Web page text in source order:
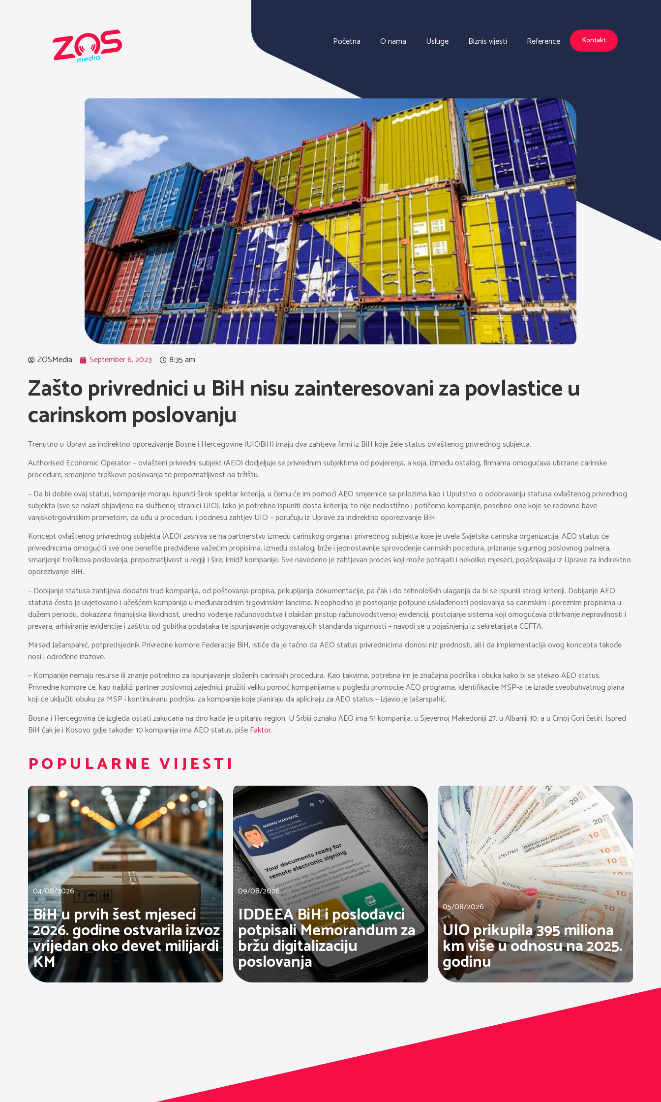
Početna O nama Usluge Biznis vijesti Reference Kontakt
ZOSMedia September 6, 2023 8:35 am
Zašto privrednici u BiH nisu zainteresovani za povlastice u
carinskom poslovanju
Trenutno u Upravi za indirektno oporezivanje Bosne i Hercegovine (UIOBiH) imaju dva zahtjeva firmi iz BiH koje žele status ovlaštenog privrednog subjekta.
Authorised Economic Operator – ovlašteni privredni subjekt (AEO) dodjeljuje se privrednim subjektima od povjerenja, a koja, između ostalog, firmama omogućava ubrzane carinske
procedure, smanjene troškove poslovanja te prepoznatljivost na tržištu.
– Da bi dobile ovaj status, kompanije moraju ispuniti širok spektar kriterija, u čemu će im pomoći AEO smjernice sa prilozima kao i Uputstvo o odobravanju statusa ovlaštenog privrednog
subjekta (sve se nalazi objavljeno na službenoj stranici UIO). Iako je potrebno ispuniti dosta kriterija, to nije nedostižno i potičemo kompanije, posebno one koje se redovno bave
vanjskotrgovinskim prometom, da uđu u proceduru i podnesu zahtjev UIO – poručuju iz Uprave za indirektno oporezivanje BiH.
Koncept ovlaštenog privrednog subjekta (AEO) zasniva se na partnerstvu između carinskog organa i privrednog subjekta koje je uvela Svjetska carinska organizacija. AEO status će
privrednicima omogućiti sve one benefite predviđene važećim propisima, između ostalog, brže i jednostavnije sprovođenje carinskih pocedura, priznanje sigurnog poslovnog patnera,
smanjenje troškova poslovanja, prepoznatljivost u regiji i šire, imidž kompanije. Sve navedeno je zahtjevan proces koji može potrajati i nekoliko mjeseci, pojašnjavaju iz Uprave za indirektno
oporezivanje BiH.
– Dobijanje statusa zahtijeva dodatni trud kompanija, od poštovanja propisa, prikupljanja dokumentacije, pa čak i do tehnoloških ulaganja da bi se ispunili strogi kriteriji. Dobijanje AEO
statusa često je uvjetovano i učešćem kompanija u međunarodnim trgovinskim lancima. Neophodno je postojanje potpune usklađenosti poslovanja sa carinskim i poreznim propisima u
dužem periodu, dokazana finansijska likvidnost, uredno vođenje računovodstva i olakšan pristup računovodstvenoj evidenciji, postojanje sistema koji omogućava otkrivanje nepravilnosti i
prevara, arhiviranje evidencije i zaštitu od gubitka podataka te ispunjavanje odgovarajućih standarda sigurnosti – navodi se u pojašnjenju iz sekretarijata CEFTA.
Mirsad Jašarspahić, potpredsjednik Privredne komore Federacije BiH, ističe da je tačno da AEO status privrednicima donosi niz prednosti, ali i da implementacija ovog koncepta takođe
nosi i određene izazove.
– Kompanije nemaju resurse ili znanje potrebno za ispunjavanje složenih carinskih procedura. Kao takvima, potrebna im je značajna podrška i obuka kako bi se stekao AEO status.
Privredne komore će, kao najbliži partner poslovnoj zajednici, pružiti veliku pomoć kompanijama u pogledu promocije AEO programa, identifikacije MSP-a te izrade sveobuhvatnog plana
koji će uključiti obuku za MSP i kontinuiranu podršku za kompanije koje planiraju da apliciraju za AEO status – izjavio je Jašarspahić.
Bosna i Hercegovina će izgleda ostati zakucana na dno kada je u pitanju region. U Srbiji oznaku AEO ima 51 kompanija, u Sjevernoj Makedoniji 27, u Albaniji 10, a u Crnoj Gori četiri. Ispred
BiH čak je i Kosovo gdje također 10 kompanija ima AEO status, pišeFaktor.
POPULARNE VIJESTI
04/08/2026
BiH u prvih šest mjeseci
2026. godine ostvarila izvoz
vrijedan oko devet milijardi
KM
09/08/2026
IDDEEA BiH i poslodavci
potpisali Memorandum za
bržu digitalizaciju
poslovanja
05/08/2026
UIO prikupila 395 miliona
km više u odnosu na 2025.
godinu